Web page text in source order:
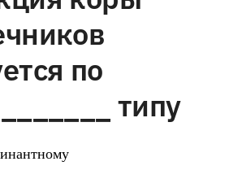
по
типу